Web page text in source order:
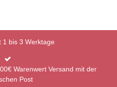
1 bis 3 Werktage
Warenwert Versand mit der
Post